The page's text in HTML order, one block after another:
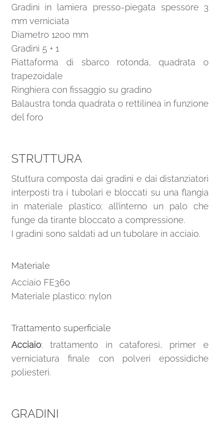
Gradini in lamiera presso-piegata spessore 3
mm verniciata
Diametro 1200 mm
Gradini 5 + 1
Piattaforma di sbarco rotonda, quadrata o
trapezoidale
Ringhiera con fissaggio su gradino
Balaustra tonda quadrata o rettilinea in funzione
del foro
STRUTTURA
Stuttura composta dai gradini e dai distanziatori
interposti tra i tubolari e bloccati su una flangia
in materiale plastico; all’interno un palo che
funge da tirante bloccato a compressione.
I gradini sono saldati ad un tubolare in acciaio.
Materiale
Acciaio FE360
Materiale plastico: nylon
Trattamento superficiale
Acciaio: trattamento in cataforesi, primer e
verniciatura finale con polveri epossidiche
poliesteri.
GRADINI